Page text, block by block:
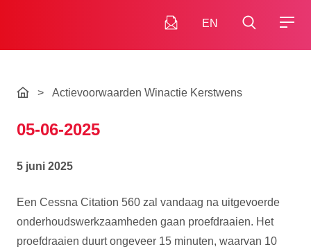
EN
> Actievoorwaarden Winactie Kerstwens
05-06-2025
5 juni 2025
Een Cessna Citation 560 zal vandaag na uitgevoerde
onderhoudswerkzaamheden gaan proefdraaien. Het
proefdraaien duurt ongeveer 15 minuten, waarvan 10